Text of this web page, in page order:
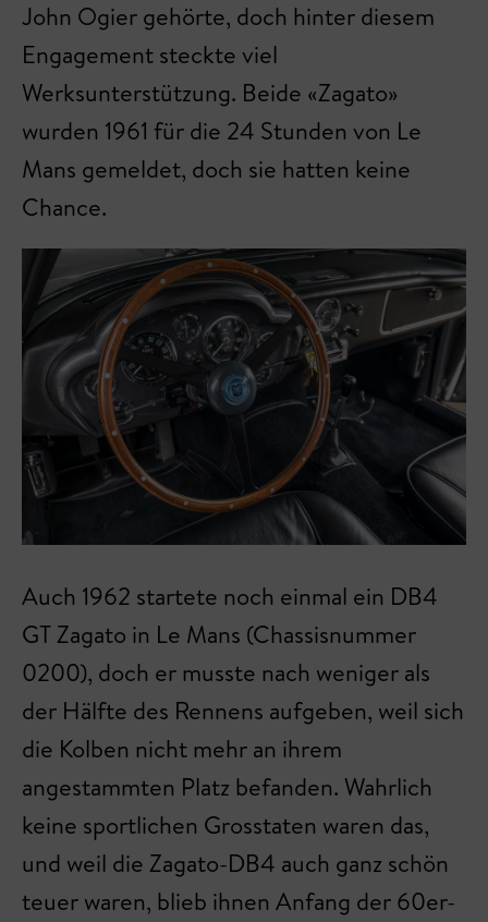
John Ogier gehörte, doch hinter diesem
Engagement steckte viel
Werksunterstützung. Beide «Zagato»
wurden 1961 für die 24 Stunden von Le
Mans gemeldet, doch sie hatten keine
Chance.
Auch 1962 startete noch einmal ein DB4
GT Zagato in Le Mans (Chassisnummer
0200), doch er musste nach weniger als
der Hälfte des Rennens aufgeben, weil sich
die Kolben nicht mehr an ihrem
angestammten Platz befanden. Wahrlich
keine sportlichen Grosstaten waren das,
und weil die Zagato-DB4 auch ganz schön
teuer waren, blieb ihnen Anfang der 60er-